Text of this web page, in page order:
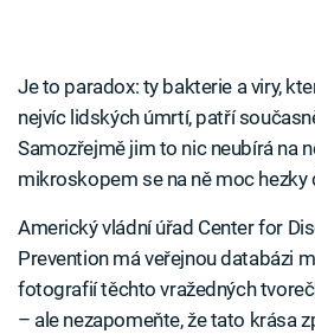
Je to paradox: ty bakterie a viry,
nejvíc lidských úmrtí, patří
Samozřejmě jim to nic neubírá na
mikroskopem se na ně moc hezky
Americký vládní úřad Center for
Prevention má veřejnou databázi
fotografií těchto vražedných
– ale nezapomeňte, že tato krása